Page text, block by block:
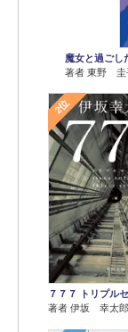
魔女と過ごし
著者 東野 圭
2位
７７７ トリプル
著者 伊坂 幸太郎